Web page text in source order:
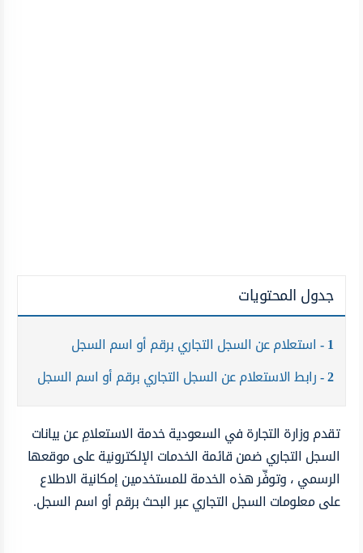
جدول المحتويات
1 استعلام عن السجل التجاري برقم أو اسم السجل
2 رابط الاستعلام عن السجل التجاري برقم أو اسم السجل
تقدم وزارة التجارة في السعودية خدمة الاستعلامِ عن بيانات
السجل التجاري ضمن قائمة الخدمات الإلكترونية على موقعها
الرسمي ، وتوفِّر هذه الخدمة للمستخدمين إمكانية الاطلاع
على معلومات السجل التجاري عبر البحث برقم أو اسم السجل.